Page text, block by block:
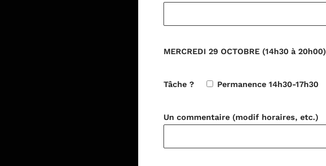
MERCREDI 29 OCTOBRE (14h30 à 20h00)
Tâche ? Permanence 14h30-17h30
Un commentaire (modif horaires, etc.)